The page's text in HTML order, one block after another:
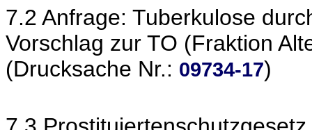
7.2 Anfrage: Tuberkulose
Vorschlag zur TO (Fraktion
(Drucksache Nr.: 09734-17)